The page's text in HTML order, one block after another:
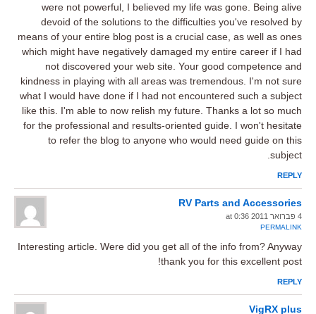
were not powerful, I believed my life was gone. Being alive
devoid of the solutions to the difficulties you've resolved by
means of your entire blog post is a crucial case, as well as ones
which might have negatively damaged my entire career if I had
not discovered your web site. Your good competence and
kindness in playing with all areas was tremendous. I'm not sure
what I would have done if I had not encountered such a subject
like this. I'm able to now relish my future. Thanks a lot so much
for the professional and results-oriented guide. I won't hesitate
to refer the blog to anyone who would need guide on this
subject.
REPLY
RV Parts and Accessories
4 פברואר 2011 at 0:36
PERMALINK
Interesting article. Were did you get all of the info from? Anyway
thank you for this excellent post!
REPLY
VigRX plus